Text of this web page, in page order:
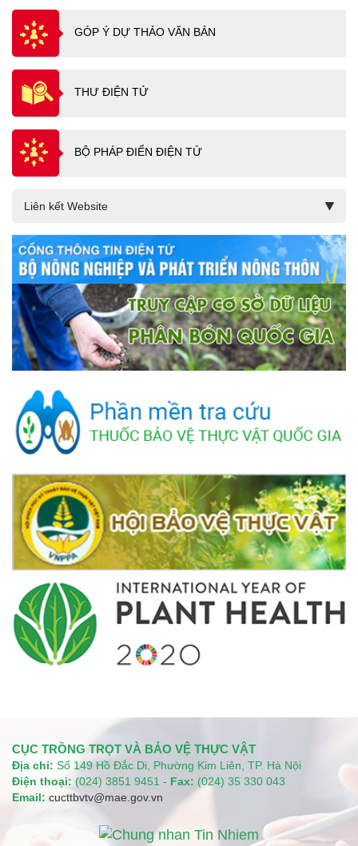
GÓP Ý DỰ THẢO VĂN BẢN
THƯ ĐIỆN TỬ
BỘ PHÁP ĐIỂN ĐIỆN TỬ
CỤC TRỒNG TRỌT VÀ BẢO VỆ THỰC VẬT
Địa chỉ: Số 149 Hồ Đắc Di, Phường Kim Liên, TP. Hà Nội
Điện thoại: (024) 3851 9451 - Fax: (024) 35 330 043
Email: cucttbvtv@mae.gov.vn